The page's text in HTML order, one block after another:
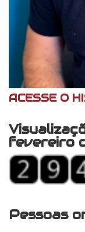
ACESSE O
fevereiro
Pessoas